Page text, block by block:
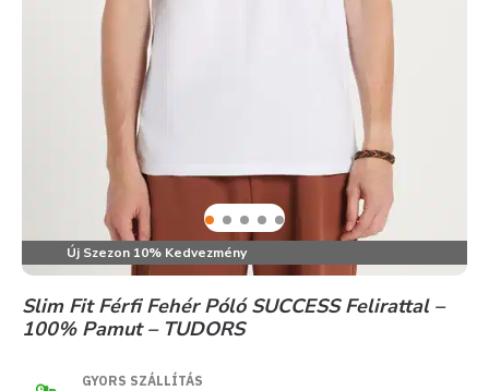
Új Szezon 10% Kedvezmény
Slim Fit Férfi Fehér Póló SUCCESS Felirattal –
100% Pamut – TUDORS
GYORS SZÁLLÍTÁS